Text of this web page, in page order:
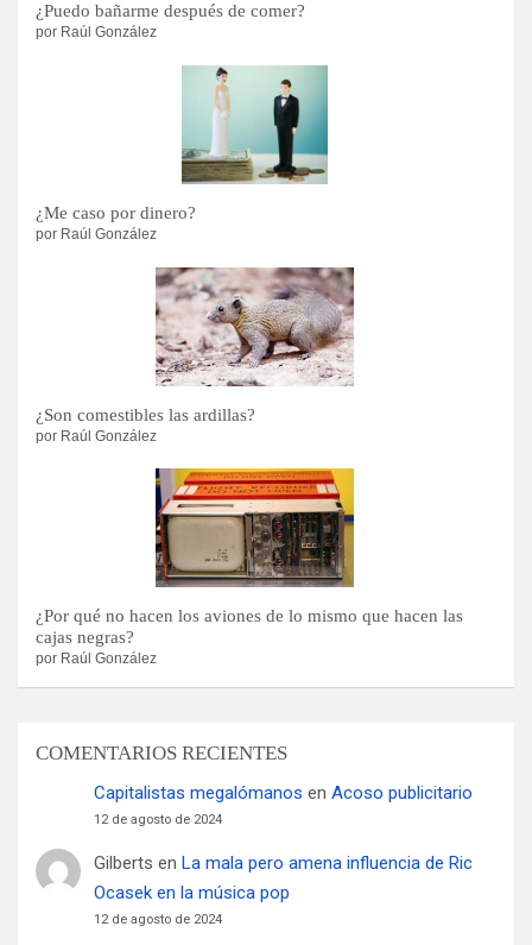
¿Puedo bañarme después de comer?
por Raúl González
¿Me caso por dinero?
por Raúl González
¿Son comestibles las ardillas?
por Raúl González
¿Por qué no hacen los aviones de lo mismo que hacen las
cajas negras?
por Raúl González
COMENTARIOS RECIENTES
Capitalistas megalómanos en Acoso publicitario
12 de agosto de 2024
Gilberts en La mala pero amena influencia de Ric
Ocasek en la música pop
12 de agosto de 2024